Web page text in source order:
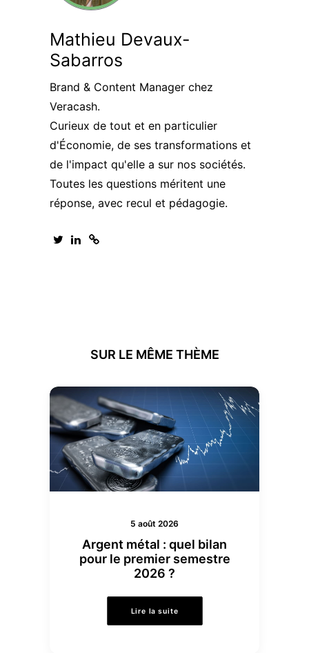
Mathieu Devaux-
Sabarros
Brand & Content Manager chez
Veracash.
Curieux de tout et en particulier
d'Économie, de ses transformations et
de l'impact qu'elle a sur nos sociétés.
Toutes les questions méritent une
réponse, avec recul et pédagogie.
SUR LE MÊME THÈME
5 août 2026
Argent métal : quel bilan
pour le premier semestre
2026 ?
Lire la suite